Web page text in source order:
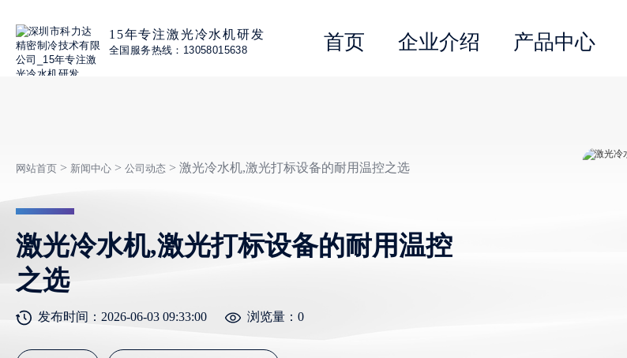
15年专注激光冷水机研发
全国服务热线：13058015638 首页 企业介绍 产品中心
网站首页 > 新闻中心 > 公司动态 > 激光冷水机,激光打标设备的耐用温控之选
激光冷水机,激光打标设备的耐用温控
之选
发布时间：2026-06-03 09:33:00 浏览量： 0